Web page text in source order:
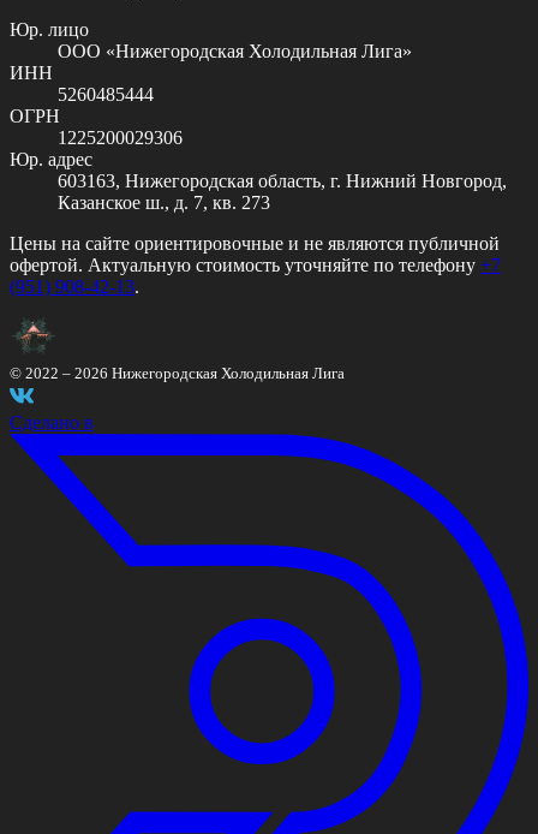
Юр. лицо
ООО «Нижегородская Холодильная Лига»
ИНН
5260485444
ОГРН
1225200029306
Юр. адрес
603163, Нижегородская область, г. Нижний Новгород,
Казанское ш., д. 7, кв. 273
Цены на сайте ориентировочные и не являются публичной
офертой. Актуальную стоимость уточняйте по телефону +7
(951) 908-42-13.
© 2022 – 2026 Нижегородская Холодильная Лига
Сделано в